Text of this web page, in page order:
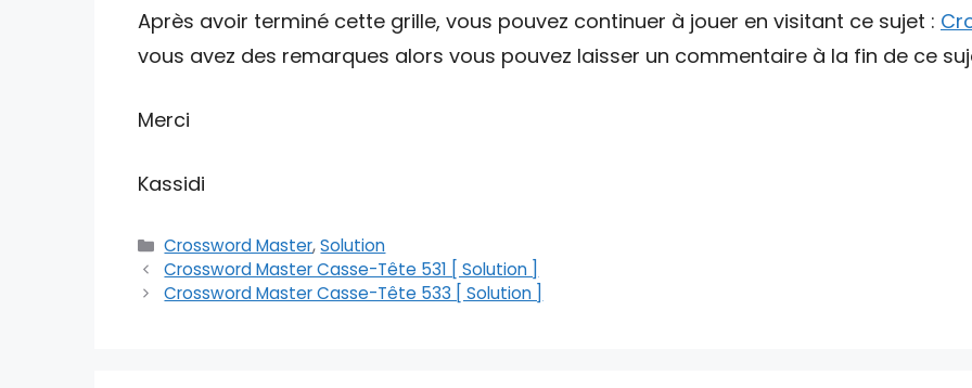
Après avoir terminé cette grille, vous pouvez continuer à jouer en visitant ce sujet :
vous avez des remarques alors vous pouvez laisser un commentaire à la fin de ce
Merci
Kassidi
Catégories
Crossword Master,Solution
Crossword Master Casse-Tête 531 [ Solution ]
Crossword Master Casse-Tête 533 [ Solution ]